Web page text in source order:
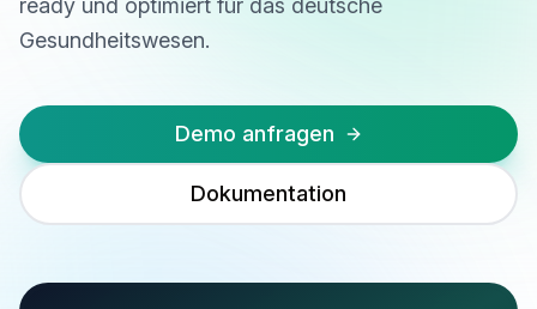
ready und optimiert für das deutsche
Gesundheitswesen.
Demo anfragen
Dokumentation